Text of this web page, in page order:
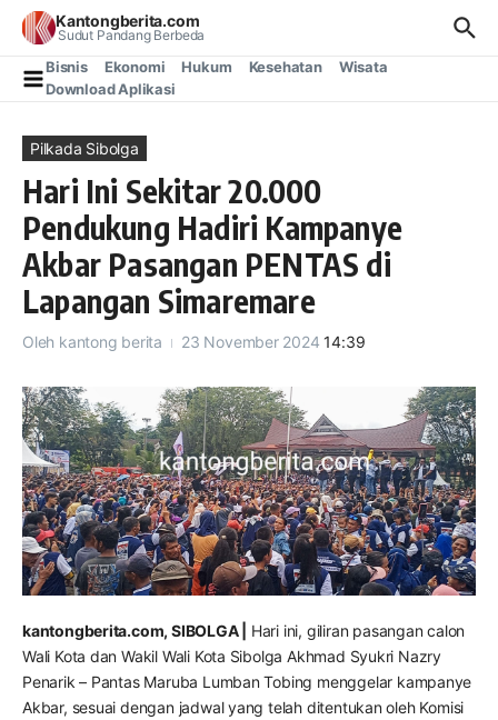
Lewati ke konten
Kantongberita.com
Sudut Pandang Berbeda
Bisnis Ekonomi Hukum Kesehatan
Wisata
Download Aplikasi
Pilkada Sibolga
Hari Ini Sekitar 20.000
Pendukung Hadiri Kampanye
Akbar Pasangan PENTAS di
Lapangan Simaremare
Oleh kantong berita 23 November 202414:39
kantongberita.com, SIBOLGA |
Hari ini, giliran pasangan calon
Wali Kota dan Wakil Wali Kota Sibolga Akhmad Syukri Nazry
Penarik – Pantas Maruba Lumban Tobing menggelar kampanye
Akbar, sesuai dengan jadwal yang telah ditentukan oleh Komisi